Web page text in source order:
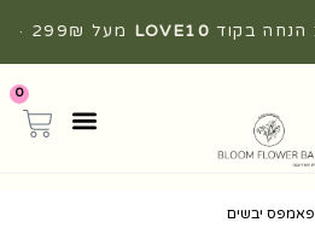
LOVE10
מעל 299₪ ·
0
פאמפס יבשים